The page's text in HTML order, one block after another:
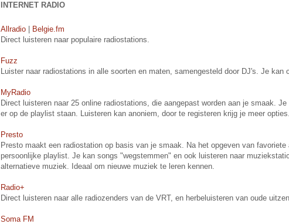
INTERNET RADIO
Allradio | Belgie.fm
Direct luisteren naar populaire radiostations.
Fuzz
Luister naar radiostations in alle soorten en maten, samengesteld door DJ's. Je kan
MyRadio
Direct luisteren naar 25 online radiostations, die aangepast worden aan je smaak.
er op de playlist staan. Luisteren kan anoniem, door te registeren krijg je meer opties.
Presto
Presto maakt een radiostation op basis van je smaak. Na het opgeven van
persoonlijke playlist. Je kan songs "wegstemmen" en ook luisteren naar
alternatieve muziek. Ideaal om nieuwe muziek te leren kennen.
Radio+
Direct luisteren naar alle radiozenders van de VRT, en herbeluisteren van oude
Soma FM